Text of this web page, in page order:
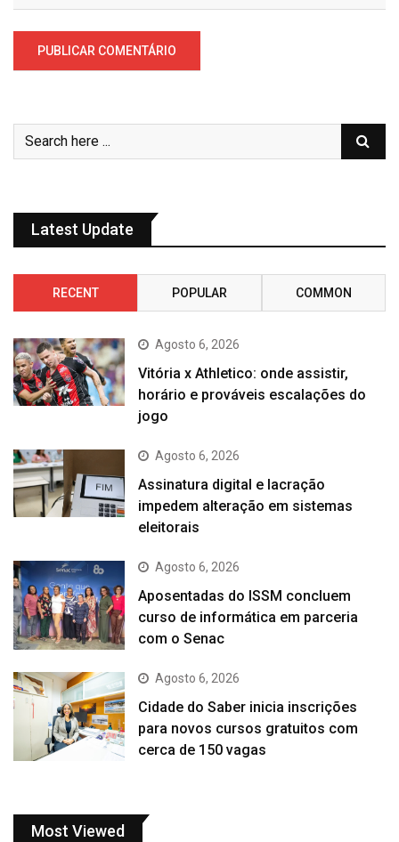
Latest Update
RECENT POPULAR COMMON
Agosto 6, 2026
Vitória x Athletico: onde assistir,
horário e prováveis escalações do
jogo
Agosto 6, 2026
Assinatura digital e lacração
impedem alteração em sistemas
eleitorais
Agosto 6, 2026
Aposentadas do ISSM concluem
curso de informática em parceria
com o Senac
Agosto 6, 2026
Cidade do Saber inicia inscrições
para novos cursos gratuitos com
cerca de 150 vagas
Most Viewed